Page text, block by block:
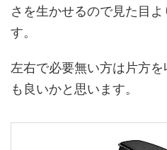
さを生かせるので見た目
す。
左右で必要無い方は片方
も良いかと思います。